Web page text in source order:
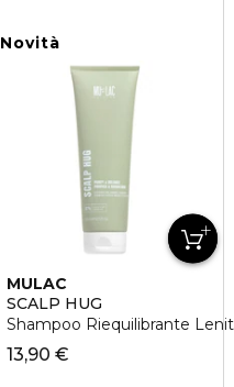
Novità
MULAC
SCALP HUG
Shampoo Riequilibrante
13,90 €